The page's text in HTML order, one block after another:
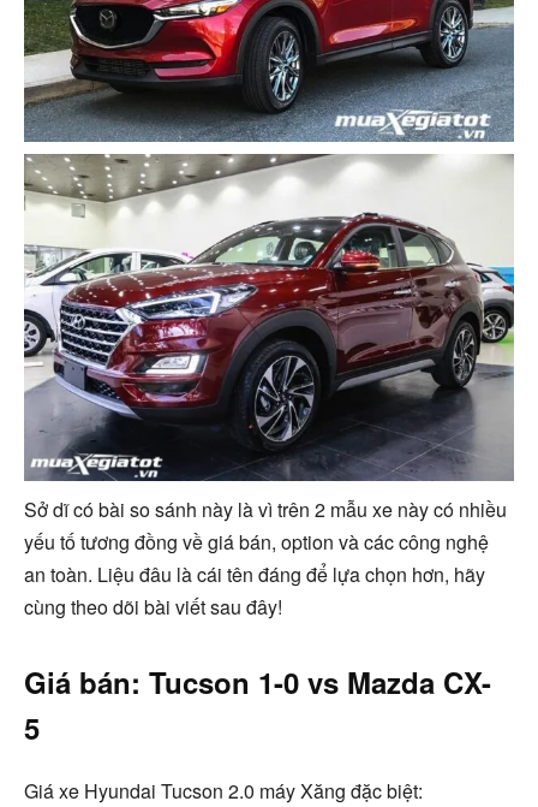
Sở dĩ có bài so sánh này là vì trên 2 mẫu xe này có nhiều
yếu tố tương đồng về giá bán, option và các công nghệ
an toàn. Liệu đâu là cái tên đáng để lựa chọn hơn, hãy
cùng theo dõi bài viết sau đây!
Giá bán: Tucson 1-0 vs Mazda CX-
5
Giá xe Hyundai Tucson 2.0 máy Xăng đặc biệt: